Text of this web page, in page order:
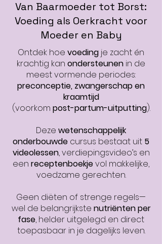
Van Baarmoeder tot Borst:
Voeding als Oerkracht voor
Moeder en Baby
Ontdek hoe voeding je zacht én
krachtig kan ondersteunen in de
meest vormende periodes:
preconceptie, zwangerschap en
kraamtijd
(voorkom post-partum-uitputting).
Deze wetenschappelijk
onderbouwde cursus bestaat uit 5
videolessen, verdiepingsvideo’s en
een receptenboekjevol makkelijke,
voedzame gerechten.
Geen diëten of strenge regels—
wel de belangrijkste nutriënten per
fase, helder uitgelegd en direct
toepasbaar in je dagelijks leven.